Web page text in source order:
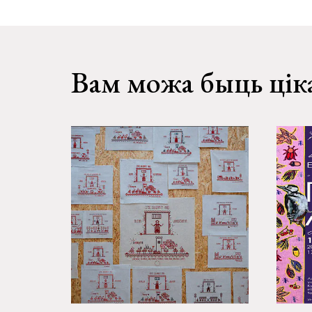
Вам можа быць